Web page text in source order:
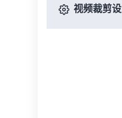
视频裁剪